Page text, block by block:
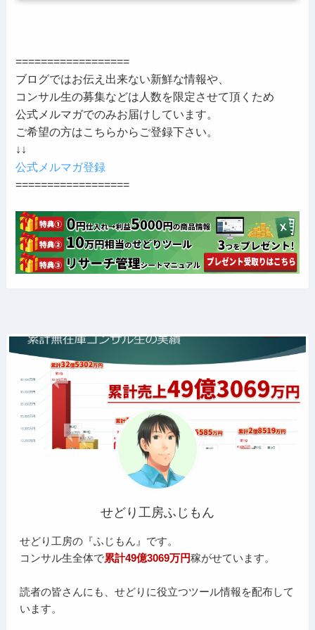
==================
ブログではお伝え出来ない新鮮な情報や、
コンサル生の募集などは人数を限定させて頂くため
公式メルマガでのみお届けしています。
ご希望の方はこちらからご登録下さい。
↓↓
公式メルマガ登録
==================
せどり工房ふじもん
せどり工房の『ふじもん』です。
コンサル生全体で累計49億3069万円稼がせています。
読者の皆さんにも、せどりに役立つツール情報を配布して
います。